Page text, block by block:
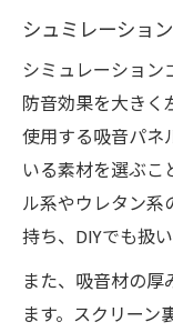
シュミレーショ
シミュレーショ
防音効果を大きく
使用する吸音パネ
いる素材を選ぶこ
ル系やウレタン系
持ち、DIYでも扱
また、吸音材の厚
ます。スクリー